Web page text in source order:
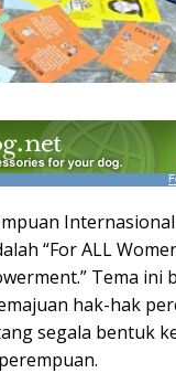
“For ALL
Tema
hak-hak
segala bentuk